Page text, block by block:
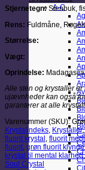
A-C
Stjernetegn:Stenbuk,
Rens: Fuldmåne,
Størrelse:
Vægt:
Oprindelse:
Alle sten og krystaller
ujævnheder kan også
garanterer at alle
Varenummer (SKU):
Krystalindeks, Krystaller,
fluorit krystal , fluorit
fluorit, grøn fluorit klynge
krystal til mental klarhed
Soul Crystal